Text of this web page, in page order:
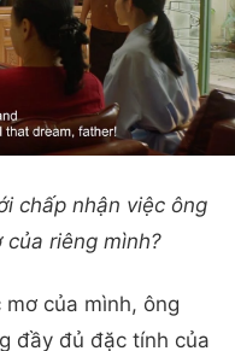
chấp nhận việc ông
riêng mình?
của mình, ông
đầy đủ đặc tính của